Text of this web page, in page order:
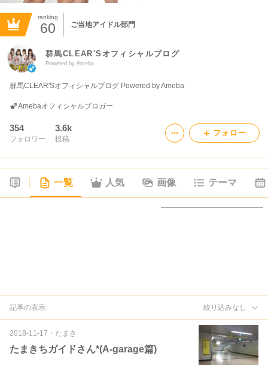
ranking
60 ご当地アイドル部門
群馬CLEAR'Sオフィシャルブログ
Powered by Ameba
群馬CLEAR'Sオフィシャルブログ Powered by Ameba
Amebaオフィシャルブロガー
354
フォロワー
3.6k
投稿
フォロー
一覧 人気 画像 テーマ
記事の表示 絞り込みなし
2018-11-17 ・ たまき
たまきちガイドさん*(A-garage篇)